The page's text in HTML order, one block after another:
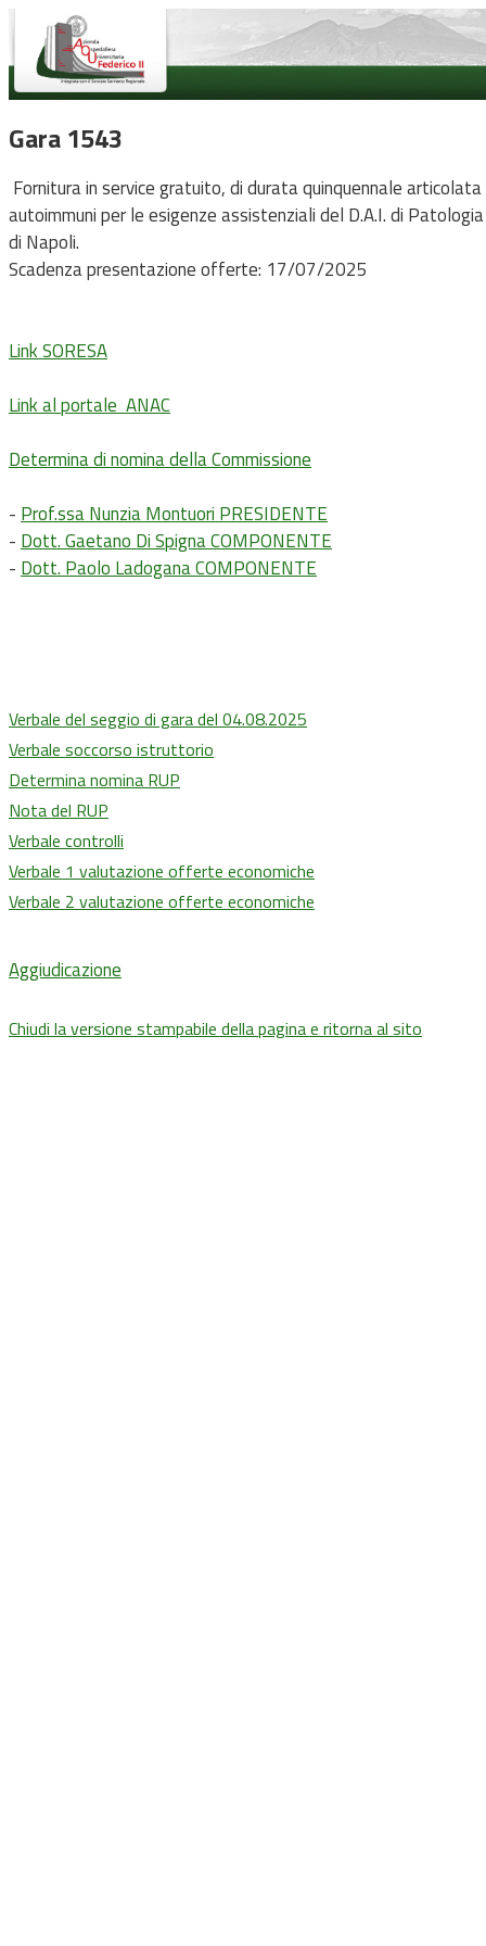
Gara 1543
Fornitura in service gratuito, di durata quinquennale
autoimmuni per le esigenze assistenziali del D.A.I. di
di Napoli.
Scadenza presentazione offerte: 17/07/2025
Link SORESA
Link al portale ANAC
Determina di nomina della Commissione
-Prof.ssa Nunzia Montuori PRESIDENTE
-Dott. Gaetano Di Spigna COMPONENTE
-Dott. Paolo Ladogana COMPONENTE
Verbale del seggio di gara del 04.08.2025
Verbale soccorso istruttorio
Determina nomina RUP
Nota del RUP
Verbale controlli
Verbale 1 valutazione offerte economiche
Verbale 2 valutazione offerte economiche
Aggiudicazione
Chiudi la versione stampabile della pagina e ritorna al sito